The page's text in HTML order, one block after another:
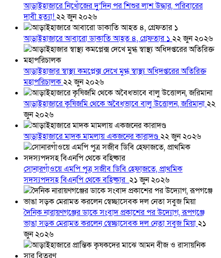
আড়াইহাজারে নিখোঁজের দুু’দিন পর শিশুর লাশ উদ্ধার, পরিবারের
দাবী হত্যা!২২ জুন ২০২৬
আড়াইহাজারে আবারো ডাকাতি আহত ৪, গ্রেফতার ১ ২২ জুন ২০২৬
আড়াইহাজার স্বাস্থ্য কমপ্লেক্স দেখে মুগ্ধ স্বাস্থ্য অধিদপ্তরের অতিরিক্ত
মহাপরিচালক২২ জুন ২০২৬
আড়াইহাজারে কৃষিজমি থেকে অবৈধভাবে বালু উত্তোলন, জরিমানা২২
জুন ২০২৬
আড়াইহাজারে মাদক মামলায় একজনের কারাদণ্ড২২ জুন ২০২৬
সোনারগাঁওয়ে এমপি পুত্র সজীব ডিবি হেফাজতে, প্রাথমিক
সদস্যপদসহ বিএনপি থেকে বহিষ্কার ২১ জুন ২০২৬
দৈনিক নারায়ণগঞ্জের ডাকে সংবাদ প্রকাশের পর উদ্যোগ, রূপগঞ্জে
ভাঙা সড়ক মেরামত করলেন স্বেচ্ছাসেবক দল নেতা সবুজ মিয়া২১
জুন ২০২৬